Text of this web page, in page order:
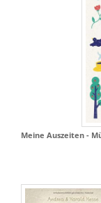
Meine Auszeiten -